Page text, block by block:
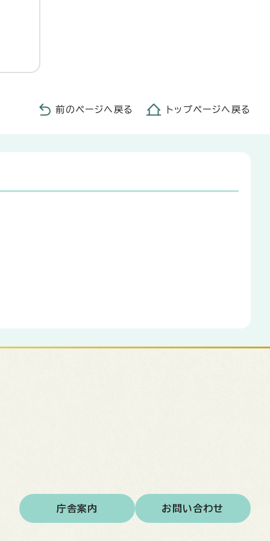
前のページへ戻る トップページへ戻る
庁舎案内 お問い合わせ